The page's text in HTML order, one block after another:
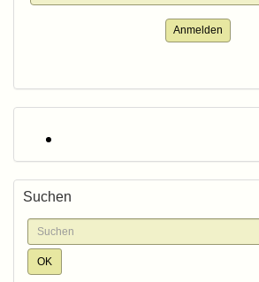
Anmelden
Suchen